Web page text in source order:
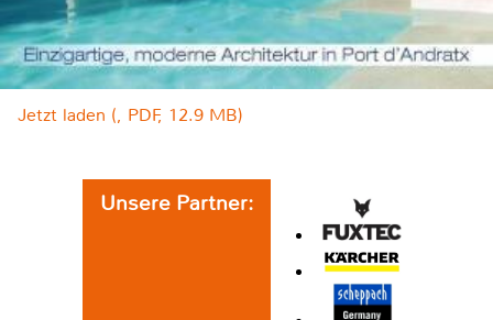
Jetzt laden (, PDF, 12.9 MB)
Unsere Partner: